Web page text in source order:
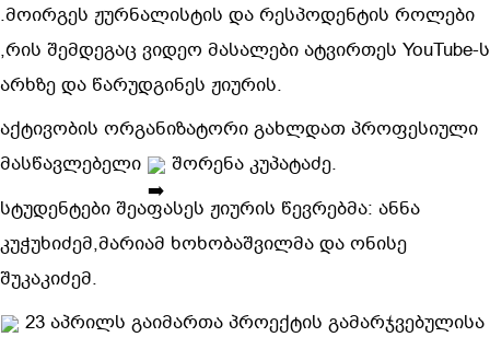
.მოირგეს ჟურნალისტის და რესპოდენტის როლები
,რის შემდეგაც ვიდეო მასალები ატვირთეს YouTube-ს
არხზე და წარუდგინეს ჟიურის.
აქტივობის ორგანიზატორი გახლდათ პროფესიული
მასწავლებელი
შორენა კუპატაძე.
სტუდენტები შეაფასეს ჟიურის წევრებმა: ანნა
კუჭუხიძემ,მარიამ ხოხობაშვილმა და ონისე
შუკაკიძემ.
23 აპრილს გაიმართა პროექტის გამარჯვებულისა